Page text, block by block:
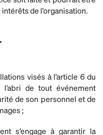
de l’organisation.
visés à l’article 6 du
de tout événement
de son personnel et de
;
s’engage à garantir la